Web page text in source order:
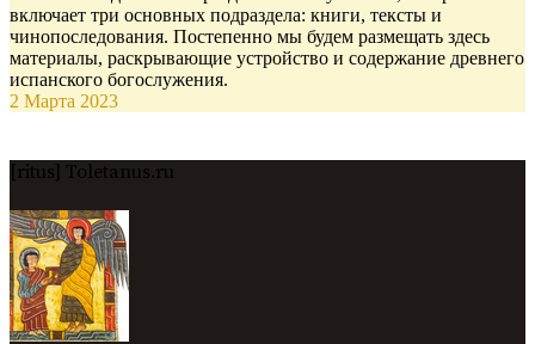
включает три основных подраздела: книги, тексты и
чинопоследования. Постепенно мы будем размещать здесь
материалы, раскрывающие устройство и содержание древнего
испанского богослужения.
2 Марта 2023
[ritus] Toletanus.ru